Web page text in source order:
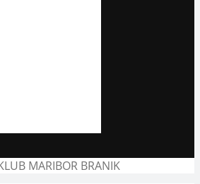
MARIBOR BRANIK